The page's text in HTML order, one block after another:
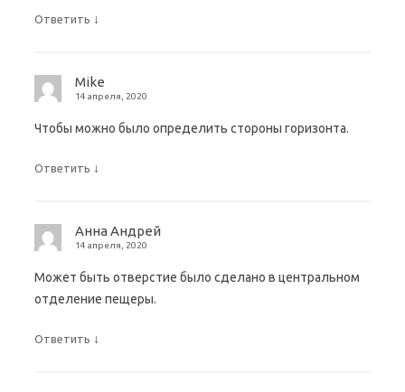
Ответить ↓
Mike
14 апреля, 2020
Чтобы можно было определить стороны горизонта.
Ответить ↓
Анна Андрей
14 апреля, 2020
Может быть отверстие было сделано в центральном
отделение пещеры.
Ответить ↓